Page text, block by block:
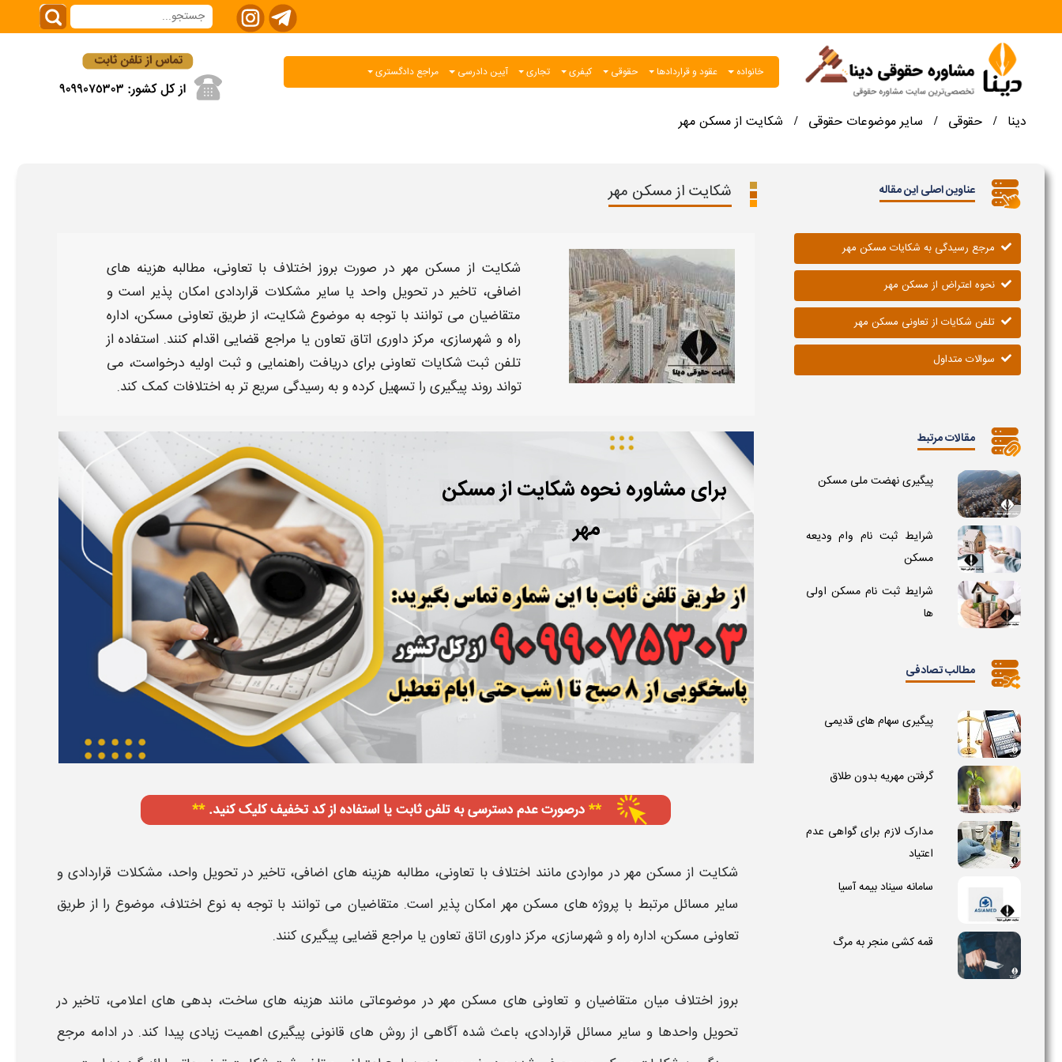
خانواده عقود و قراردادها حقوقی کیفری تجاری آیین دادرسی مراجع دادگستری
دینا / حقوقی / سایر موضوعات حقوقی / شکایت از مسکن مهر
شکایت از مسکن مهر
شکایت از مسکن مهر در صورت بروز اختلاف باتعاونی، مطالبه هزینه های
اضافی، تاخیر در تحویل واحد یا سایر مشکلات قراردادی امکان پذیر است و
متقاضیان می توانند با توجه به موضوع شکایت، از طریقتعاونی مسکن، اداره
راه و شهرسازی، مرکز داوری اتاق تعاون یا مراجع قضایی اقدام کنند. استفاده از
تلفن ثبت شکایات تعاونیبرای دریافت راهنمایی و ثبت اولیه درخواست، می
تواند روند پیگیری را تسهیل کرده و به رسیدگی سریع تر به اختلافات کمک کند.
برای مشاوره نحوه شکایت از مسکن
مهر
شکایت از مسکن مهر در مواردی مانند اختلاف با تعاونی، مطالبه هزینه های اضافی، تاخیر در تحویل واحد، مشکلات قراردادی و
سایر مسائل مرتبط با پروژه های مسکن مهر امکان پذیر است. متقاضیان می توانند با توجه به نوع اختلاف، موضوع را از طریق
تعاونی مسکن، اداره راه و شهرسازی، مرکز داوری اتاق تعاون یا مراجع قضایی پیگیری کنند.
بروز اختلاف میان متقاضیان و تعاونی های مسکن مهر در موضوعاتی مانند هزینه های ساخت، بدهی های اعلامی، تاخیر در
تحویل واحدها و سایر مسائل قراردادی، باعث شده آگاهی از روش های قانونی پیگیری اهمیت زیادی پیدا کند. در ادامه مرجع
عناوین اصلی این مقاله
مرجع رسیدگی به شکایات مسکن مهر
نحوه اعتراض از مسکن مهر
تلفن شکایات از تعاونی مسکن مهر
سوالات متداول
مقالات مرتبط
پیگیری نهضت ملی مسکن
شرایط ثبت نام وام ودیعه
مسکن
شرایط ثبت نام مسکن اولی
ها
مطالب تصادفی
پیگیری سهام های قدیمی
گرفتن مهریه بدون طلاق
مدارک لازم برای گواهی عدم
اعتیاد
سامانه سیناد بیمه آسیا
قمه کشی منجر به مرگ